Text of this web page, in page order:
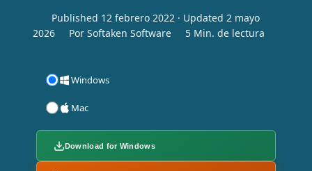
Published 12 febrero 2022 · Updated 2 mayo
2026
Por Softaken Software 5 Min. de lectura
Windows
Mac
Download for Windows